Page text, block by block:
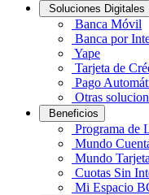
Soluciones Digitales
Banca Móvil
Banca por
Yape
Tarjeta de
Pago
Otras
Beneficios
Programa de
Mundo
Mundo
Cuotas Sin
Mi Espacio